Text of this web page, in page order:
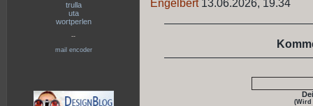
trulla
uta
wortperlen
--
mail encoder
Engelbert13.06.2026, 19.34
(Wird